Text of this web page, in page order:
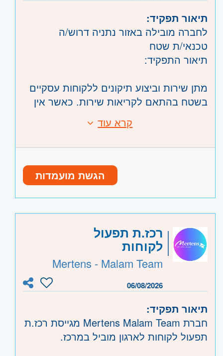
תיאור תפקיד:
לחברה מובילה באזור נתניה דרוש/ה
טכנאי/ת שטח
תיאור התפקיד:
מתן שירות וביצוע תיקונים ללקוחות עסקיים
בשטח בהתאם לקריאות שירות. כאשר אין
העבודה מתבצעת ממשרדי החברה בנתניה,
משרה מלאה
ימים א'-ה'
08:00–17:00
שכר ותנאים:
שכר בסיס + בונוסים
פרונטלי – חובה
ניסיון בתיקון ציוד קצה סלולרי או סטודנט/ית
ללימודי טכנאות סלולר – חובה
היקף משרה: משרה מלאה
קוד משרה:56995
- תל אביב, פתח תקווה, רמת גן
וגבעתיים, בקעת אונו וגבעת שמואל, חולון
שרון- חדרה וזכרון יעקב, נתניה ועמק חפר,
רעננה, כפר סבא והוד השרון, ראש העין,
הרצליה ורמת השרון
קרא עוד
הגשת מועמדות
רכז.ת תפעול
לקוחות
Mertens - Malam Team
06/08/2026
תיאור תפקיד:
חברת Mertens Malam Team מגייסת רכז.ת
תפעול לקוחות לארגון מוביל במרכז.